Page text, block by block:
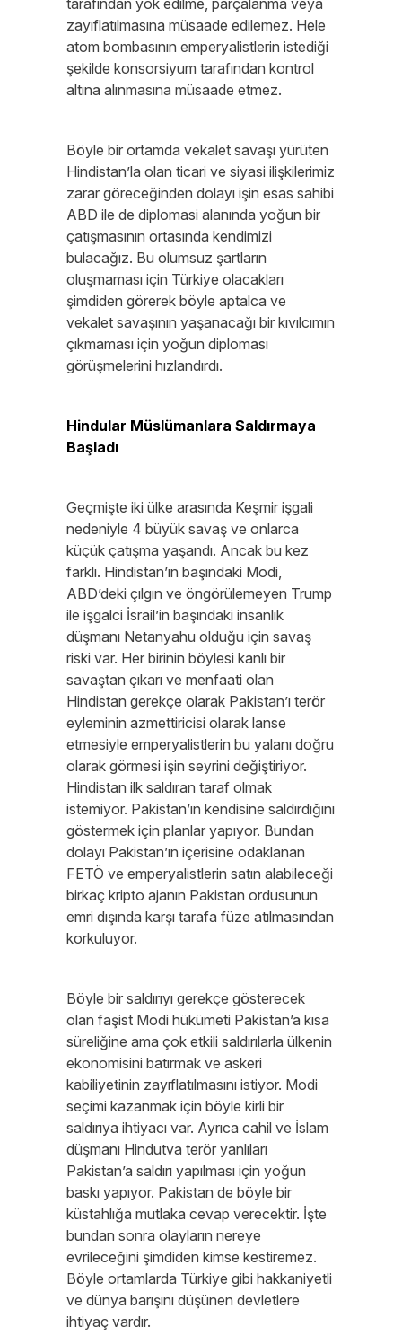
tarafından yok edilme, parçalanma veya
zayıflatılmasına müsaade edilemez. Hele
atom bombasının emperyalistlerin istediği
şekilde konsorsiyum tarafından kontrol
altına alınmasına müsaade etmez.
Böyle bir ortamda vekalet savaşı yürüten
Hindistan’la olan ticari ve siyasi ilişkilerimiz
zarar göreceğinden dolayı işin esas sahibi
ABD ile de diplomasi alanında yoğun bir
çatışmasının ortasında kendimizi
bulacağız. Bu olumsuz şartların
oluşmaması için Türkiye olacakları
şimdiden görerek böyle aptalca ve
vekalet savaşının yaşanacağı bir kıvılcımın
çıkmaması için yoğun diploması
görüşmelerini hızlandırdı.
Hindular Müslümanlara Saldırmaya
Başladı
Geçmişte iki ülke arasında Keşmir işgali
nedeniyle 4 büyük savaş ve onlarca
küçük çatışma yaşandı. Ancak bu kez
farklı. Hindistan’ın başındaki Modi,
ABD’deki çılgın ve öngörülemeyen Trump
ile işgalci İsrail’in başındaki insanlık
düşmanı Netanyahu olduğu için savaş
riski var. Her birinin böylesi kanlı bir
savaştan çıkarı ve menfaati olan
Hindistan gerekçe olarak Pakistan’ı terör
eyleminin azmettiricisi olarak lanse
etmesiyle emperyalistlerin bu yalanı doğru
olarak görmesi işin seyrini değiştiriyor.
Hindistan ilk saldıran taraf olmak
istemiyor. Pakistan’ın kendisine saldırdığını
göstermek için planlar yapıyor. Bundan
dolayı Pakistan’ın içerisine odaklanan
FETÖ ve emperyalistlerin satın alabileceği
birkaç kripto ajanın Pakistan ordusunun
emri dışında karşı tarafa füze atılmasından
korkuluyor.
Böyle bir saldırıyı gerekçe gösterecek
olan faşist Modi hükümeti Pakistan’a kısa
süreliğine ama çok etkili saldırılarla ülkenin
ekonomisini batırmak ve askeri
kabiliyetinin zayıflatılmasını istiyor. Modi
seçimi kazanmak için böyle kirli bir
saldırıya ihtiyacı var. Ayrıca cahil ve İslam
düşmanı Hindutva terör yanlıları
Pakistan’a saldırı yapılması için yoğun
baskı yapıyor. Pakistan de böyle bir
küstahlığa mutlaka cevap verecektir. İşte
bundan sonra olayların nereye
evrileceğini şimdiden kimse kestiremez.
Böyle ortamlarda Türkiye gibi hakkaniyetli
ve dünya barışını düşünen devletlere
ihtiyaç vardır.